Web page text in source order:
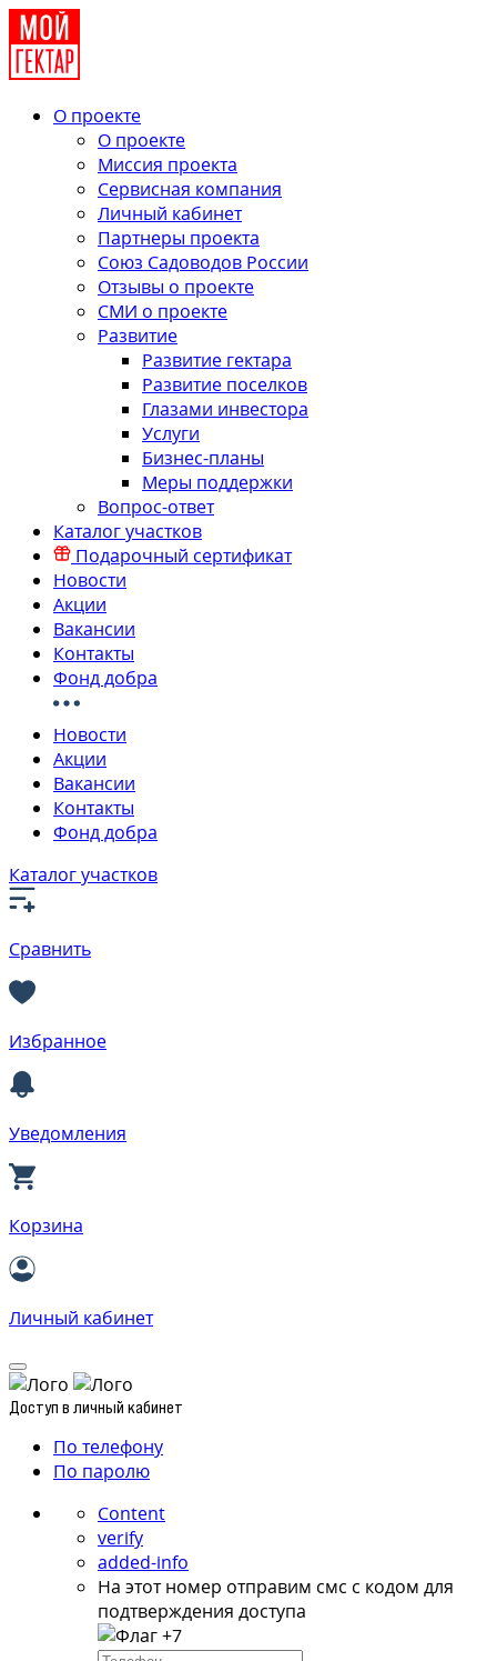
О проекте
О проекте
Миссия проекта
Сервисная компания
Личный кабинет
Партнеры проекта
Союз Садоводов России
Отзывы о проекте
СМИ о проекте
Развитие
Развитие гектара
Развитие поселков
Глазами инвестора
Услуги
Бизнес-планы
Меры поддержки
Вопрос-ответ
Каталог участков
Подарочный сертификат
Новости
Акции
Вакансии
Контакты
Фонд добра
Новости
Акции
Вакансии
Контакты
Фонд добра
Каталог участков
Сравнить
Избранное
Уведомления
Корзина
Личный кабинет
Доступ в личный кабинет
По телефону
По паролю
Content
verify
added-info
На этот номер отправим смс с кодом для
подтверждения доступа
+7